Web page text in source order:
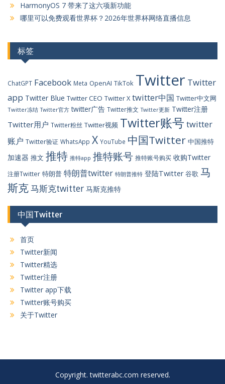
HarmonyOS 7 带来了这六项新功能
哪里可以免费观看世界杯？2026年世界杯网络直播信息
标签
ChatGPT Facebook Meta OpenAI TikTok Twitter Twitter
app Twitter Blue Twitter CEO Twitter X twitter中国 Twitter中文网
Twitter冻结 Twitter官方 twitter广告 Twitter推文 Twitter更新 Twitter注册
Twitter用户 Twitter粉丝 Twitter视频 Twitter账号 twitter
账户 Twitter验证 WhatsApp X YouTube 中国Twitter 中国推特
加速器 推文 推特 推特app 推特账号 推特账号购买 收购Twitter
注册Twitter 特朗普 特朗普twitter 特朗普推特 登陆Twitter 谷歌 马
斯克马斯克twitter 马斯克推特
中国Twitter
首页
Twitter新闻
Twitter精选
Twitter注册
Twitter app下载
Twitter账号购买
关于Twitter
Copyright. twitterabc.com reserved.